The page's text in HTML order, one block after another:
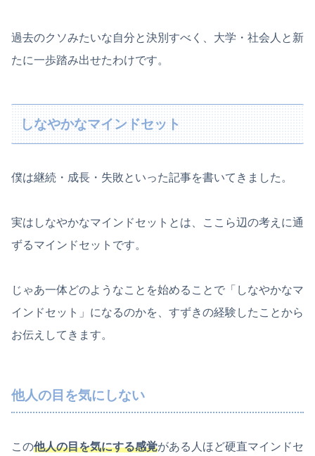
過去のクソみたいな自分と決別すべく、大学・社会人と新
たに一歩踏み出せたわけです。
しなやかなマインドセット
僕は継続・成長・失敗といった記事を書いてきました。
実はしなやかなマインドセットとは、ここら辺の考えに通
ずるマインドセットです。
じゃあ一体どのようなことを始めることで「しなやかなマ
インドセット」になるのかを、すずきの経験したことから
お伝えしてきます。
他人の目を気にしない
この他人の目を気にする感覚がある人ほど硬直マインドセ